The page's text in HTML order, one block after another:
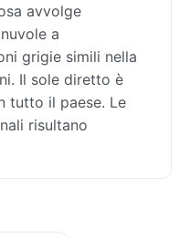
avvolge
a
grigie simili nella
Il sole diretto è
tutto il paese. Le
risultano